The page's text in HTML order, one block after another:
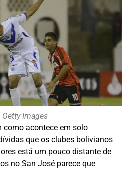
Getty Images
como acontece em solo
que os clubes bolivianos
está um pouco distante de
no San José parece que